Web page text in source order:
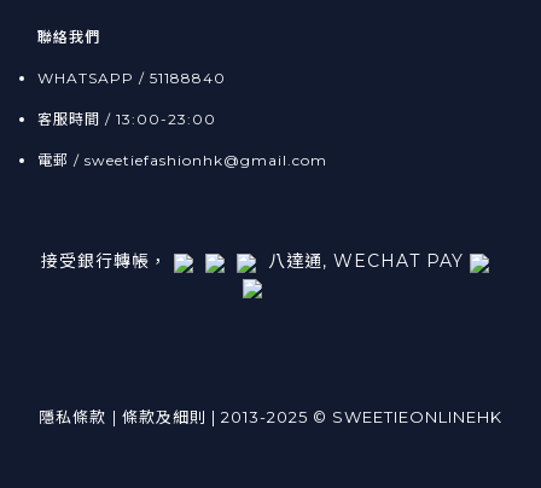
聯絡我們
WHATSAPP / 51188840
客服時間 / 13:00-23:00
電郵 / sweetiefashionhk@gmail.com
接受銀行轉帳， 八達通, WECHAT PAY
隱私條款 | 條款及細則 | 2013-2025 © SWEETIEONLINEHK